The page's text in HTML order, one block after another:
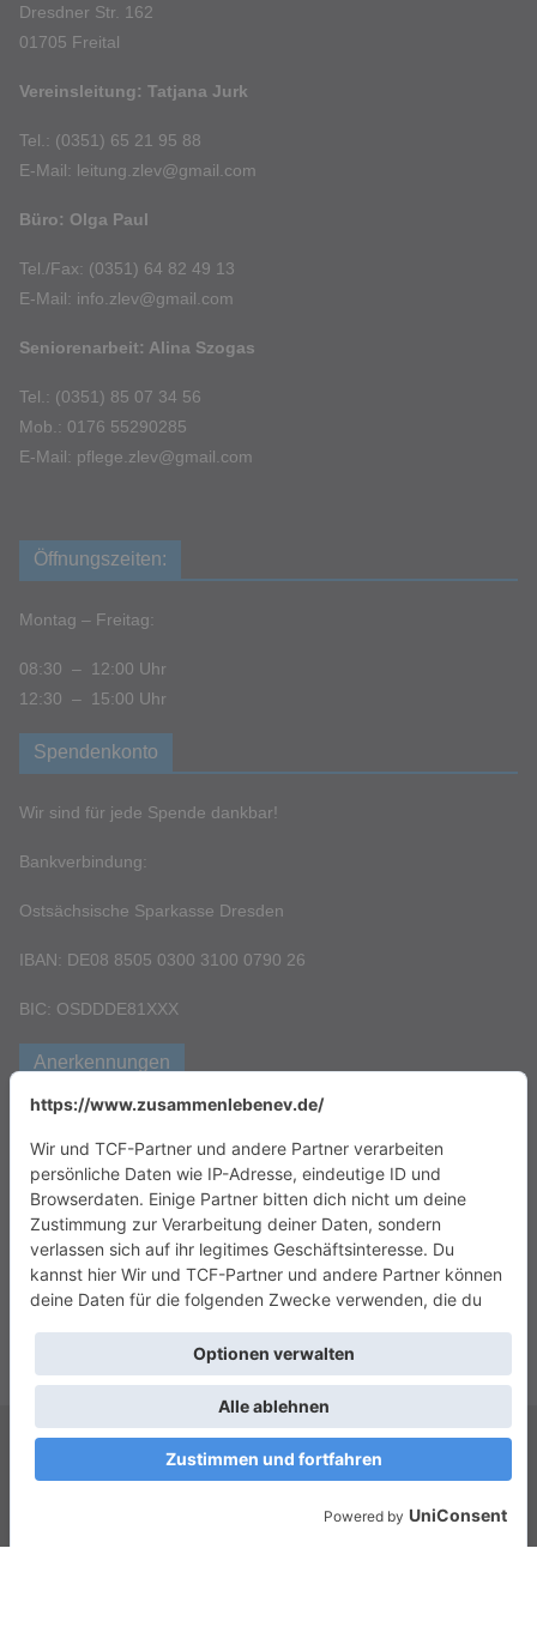
Dresdner Str. 162
01705 Freital
Vereinsleitung: Tatjana Jurk
Tel.: (0351) 65 21 95 88
E-Mail: leitung.zlev@gmail.com
Büro: Olga Paul
Tel./Fax: (0351) 64 82 49 13
E-Mail: info.zlev@gmail.com
Seniorenarbeit: Alina Szogas
Tel.: (0351) 85 07 34 56
Mob.: 0176 55290285
E-Mail: pflege.zlev@gmail.com
Öffnungszeiten:
Montag – Freitag:
08:30 – 12:00 Uhr
12:30 – 15:00 Uhr
Spendenkonto
Wir sind für jede Spende dankbar!
Bankverbindung:
Ostsächsische Sparkasse Dresden
IBAN: DE08 8505 0300 3100 0790 26
BIC: OSDDDE81XXX
Anerkennungen
Copyright © 2026